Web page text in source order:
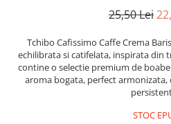
SelfConnect
SelfHealing
Vindecare Spirituala
25,50 Lei
Tchibo Cafissimo Caffe Crema
echilibrata si catifelata, inspirata din
contine o selectie premium de
aroma bogata, perfect
STOC